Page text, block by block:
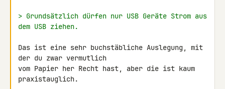
> Grundsätzlich dürfen nur USB Geräte Strom aus
dem USB ziehen.
Das ist eine sehr buchstäbliche Auslegung, mit
der du zwar vermutlich
vom Papier her Recht hast, aber die ist kaum
praxistauglich.